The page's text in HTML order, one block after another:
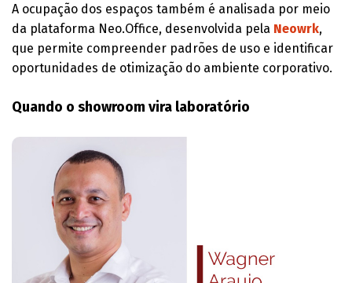
A ocupação dos espaços também é analisada por meio
da plataforma Neo.Office, desenvolvida pela Neowrk,
que permite compreender padrões de uso e identificar
oportunidades de otimização do ambiente corporativo.
Quando o showroom vira laboratório